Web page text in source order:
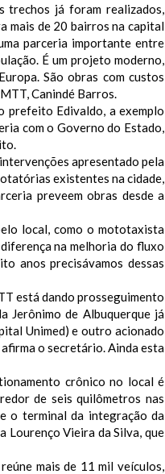
trechos já foram realizados,
mais de 20 bairros na capital
parceria importante entre
É um projeto moderno,
São obras com custos
Canindé Barros.
prefeito Edivaldo, a exemplo
com o Governo do Estado,
apresentado pela
existentes na cidade,
preveem obras desde a
local, como o mototaxista
na melhoria do fluxo
anos precisávamos dessas
está dando prosseguimento
Jerônimo de Albuquerque já
Unimed) e outro acionado
o secretário. Ainda esta
crônico no local é
de seis quilômetros nas
o terminal da integração da
Lourenço Vieira da Silva, que
mais de 11 mil veículos,